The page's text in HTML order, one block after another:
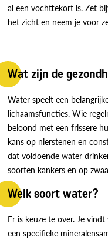
al een vochttekort is. Zet
het zicht en neem je voor
Wat zijn de
Water speelt een
lichaamsfuncties. Wie
beloond met een frissere
kans op nierstenen en
dat voldoende water
soorten kankers en op
Welk soort water?
Er is keuze te over. Je
een specifieke